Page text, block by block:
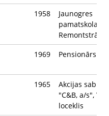
1958
Jaunogres
pamatskola,
1969 Pensionārs
1965
Akcijas
"C&B, a/s",
loceklis